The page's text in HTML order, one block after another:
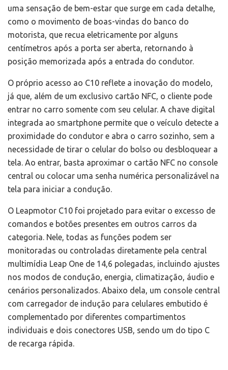
uma sensação de bem-estar que surge em cada detalhe,
como o movimento de boas-vindas do banco do
motorista, que recua eletricamente por alguns
centímetros após a porta ser aberta, retornando à
posição memorizada após a entrada do condutor.
O próprio acesso ao C10 reflete a inovação do modelo,
já que, além de um exclusivo cartão NFC, o cliente pode
entrar no carro somente com seu celular. A chave digital
integrada ao smartphone permite que o veículo detecte a
proximidade do condutor e abra o carro sozinho, sem a
necessidade de tirar o celular do bolso ou desbloquear a
tela. Ao entrar, basta aproximar o cartão NFC no console
central ou colocar uma senha numérica personalizável na
tela para iniciar a condução.
O Leapmotor C10 foi projetado para evitar o excesso de
comandos e botões presentes em outros carros da
categoria. Nele, todas as funções podem ser
monitoradas ou controladas diretamente pela central
multimídia Leap One de 14,6 polegadas, incluindo ajustes
nos modos de condução, energia, climatização, áudio e
cenários personalizados. Abaixo dela, um console central
com carregador de indução para celulares embutido é
complementado por diferentes compartimentos
individuais e dois conectores USB, sendo um do tipo C
de recarga rápida.